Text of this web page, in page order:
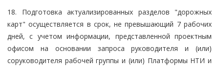
18. Подготовка актуализированных разделов "дорожных
карт" осуществляется в срок, не превышающий 7 рабочих
дней, с учетом информации, представленной проектным
офисом на основании запроса руководителя и (или)
соруководителя рабочей группы и (или) Платформы НТИ и